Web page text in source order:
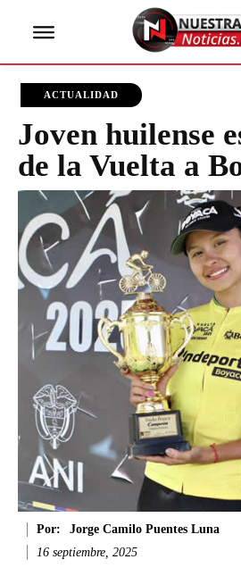
ACTUALIDAD
Joven huilense
de la Vuelta a
Por:
Jorge Camilo Puentes Luna
16 septiembre, 2025